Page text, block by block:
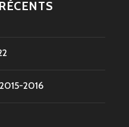
2016